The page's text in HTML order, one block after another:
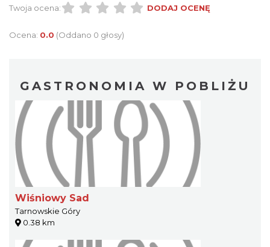
Twoja ocena: DODAJ OCENĘ
Ocena: 0.0 (Oddano 0 głosy)
GASTRONOMIA W POBLIŻU
Wiśniowy Sad
Tarnowskie Góry
0.38 km